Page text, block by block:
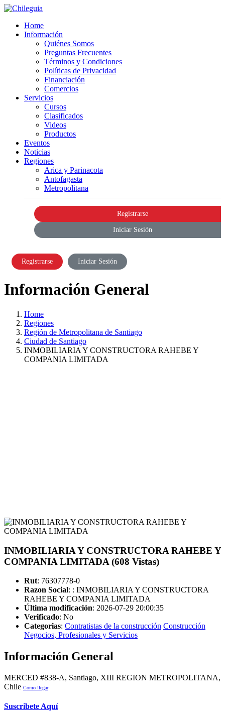
Home
Información
Quiénes Somos
Preguntas Frecuentes
Términos y Condiciones
Políticas de Privacidad
Financiación
Comercios
Servicios
Cursos
Clasificados
Videos
Productos
Eventos
Noticias
Regiones
Arica y Parinacota
Antofagasta
Metropolitana
Registrarse
Iniciar Sesión
Registrarse Iniciar Sesión
Información General
Home
Regiones
Región de Metropolitana de Santiago
Ciudad de Santiago
INMOBILIARIA Y CONSTRUCTORA RAHEBE Y
COMPANIA LIMITADA
INMOBILIARIA Y CONSTRUCTORA RAHEBE Y
COMPANIA LIMITADA (608 Vistas)
Rut: 76307778-0
Razon Social: : INMOBILIARIA Y CONSTRUCTORA
RAHEBE Y COMPANIA LIMITADA
Última modificación: 2026-07-29 20:00:35
Verificado: No
Categorias: Contratistas de la construcción Construcción
Negocios, Profesionales y Servicios
Información General
MERCED #838-A, Santiago, XIII REGION METROPOLITANA,
Chile Como llegar
Suscribete Aquí